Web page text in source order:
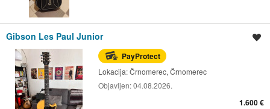
Gibson Les Paul Junior
PayProtect
Lokacija:Črnomerec, Črnomerec
Objavljen:04.08.2026.
1.600 €